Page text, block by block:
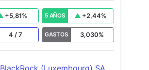
+5,81% 5 AÑOS +2,44%
4 /7 GASTOS 3,030%
BlackRock (Luxembourg) SA